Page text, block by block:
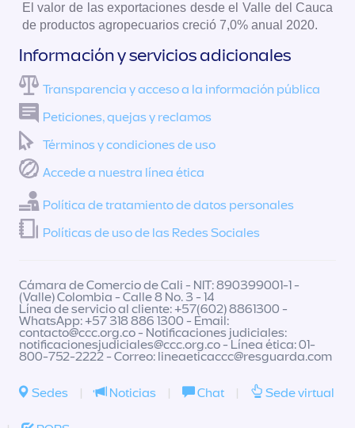
El valor de las exportaciones desde el Valle del Cauca
de productos agropecuarios creció 7,0% anual 2020.
Información y servicios adicionales
Transparencia y acceso a la información pública
Peticiones, quejas y reclamos
Términos y condiciones de uso
Accede a nuestra línea ética
Política de tratamiento de datos personales
Políticas de uso de las Redes Sociales
Cámara de Comercio de Cali - NIT: 890399001-1 -
(Valle) Colombia - Calle 8 No. 3 - 14
Línea de servicio al cliente: +57(602) 8861300 -
WhatsApp: +57 318 886 1300 - Email:
contacto@ccc.org.co- Notificaciones judiciales:
notificacionesjudiciales@ccc.org.co- Línea ética: 01-
800-752-2222 - Correo: lineaeticaccc@resguarda.com
Sedes | Noticias | Chat | Sede virtual